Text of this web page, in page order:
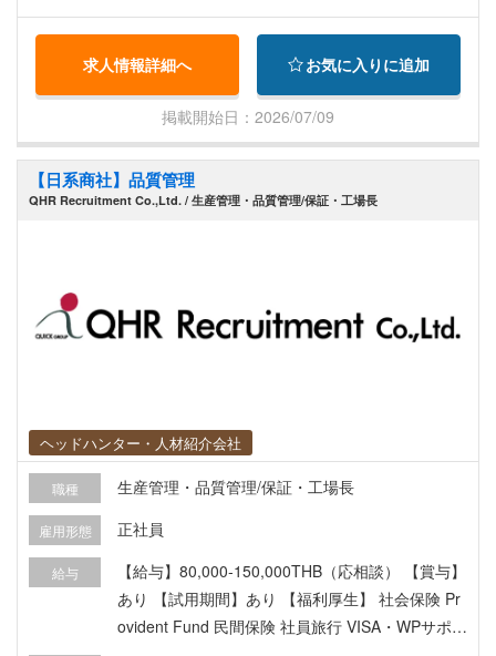
基準（労働安全法、5S、KYT）遵守とリスク管理
ISOや関連規格に基づく内部監査・外部監査対応
生産設備の定期点検・メンテナンスの計画と実施
人材管理・チーム育成 問題発生時のお客様へのク
レーム対応
求人情報詳細へ お気に入りに追加
掲載開始日：2026/07/09
【日系商社】品質管理
QHR Recruitment Co.,Ltd. / 生産管理・品質管理/保証・工場長
ヘッドハンター・人材紹介会社
職種 生産管理・品質管理/保証・工場長
雇用形態 正社員
給与
【給与】80,000‐150,000THB（応相談） 【賞与】
あり 【試用期間】あり 【福利厚生】 社会保険 Pr
ovident Fund 民間保険 社員旅行 VISA・WPサポー